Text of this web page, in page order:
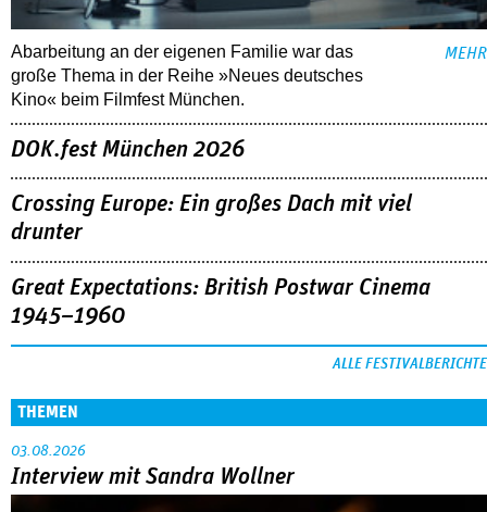
Abarbeitung an der eigenen Familie war das
große Thema in der Reihe »Neues deutsches
Kino« beim Filmfest München.
MEHR
DOK.fest München 2026
Crossing Europe: Ein großes Dach mit viel
drunter
Great Expectations: British Postwar Cinema
1945–1960
ALLE FESTIVALBERICHTE
THEMEN
03.08.2026
Interview mit Sandra Wollner